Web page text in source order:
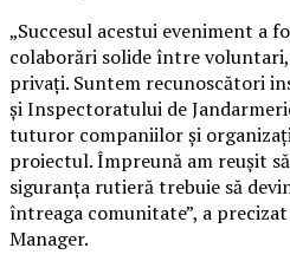
„Succesul acestui eveniment a
colaborări solide între
privați. Suntem recunoscători
și Inspectoratului de
tuturor companiilor și
proiectul. Împreună am reușit
siguranța rutieră trebuie să
întreaga comunitate”, a
Manager.